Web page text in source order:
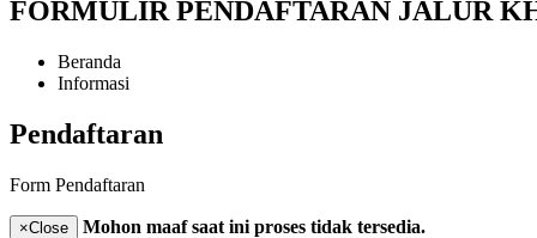
FORMULIR PENDAFTARAN JALUR
Beranda
Informasi
Pendaftaran
Form Pendaftaran
×Close
Mohon maaf saat ini proses tidak tersedia.